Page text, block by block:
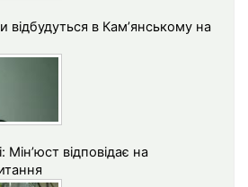
відбудуться в Кам’янському на
Мін’юст відповідає на